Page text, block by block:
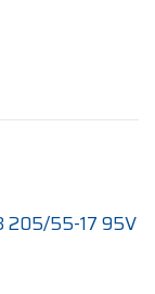
205/55-17 95V